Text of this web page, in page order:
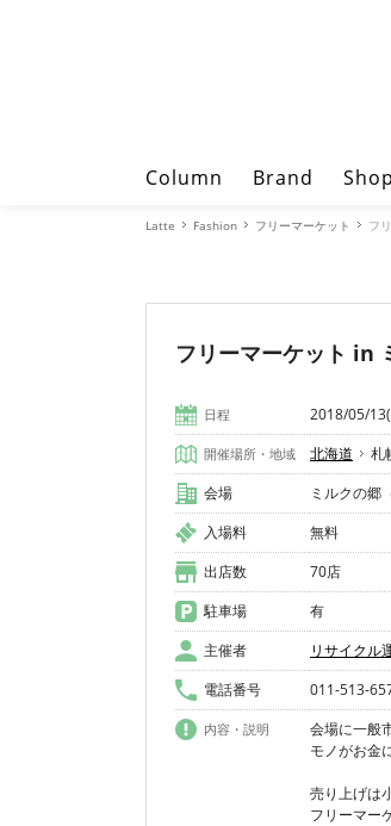
Column Brand Shop
Latte Fashion フリーマーケット フ
フリーマーケット in
日程 2018/05/
開催場所・地域 北海道
札
会場
ミルクの郷
入場料
無料
出店数
70店
駐車場
有
主催者
リサイクル
電話番号
011-513-
内容・説明
会場に一般
モノがお金
売り上げは
フリーマー